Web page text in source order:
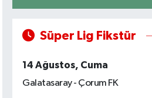
Süper Lig Fikstür
14 Ağustos, Cuma
Galatasaray - Çorum FK